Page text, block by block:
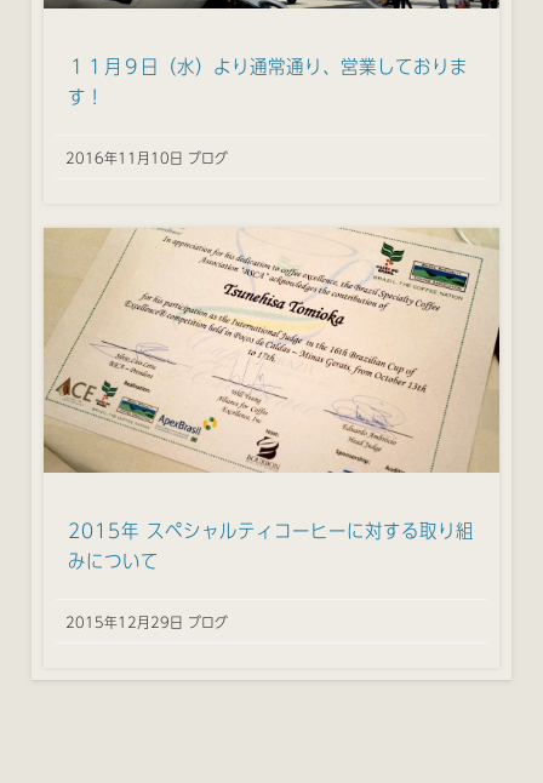
１１月９日（水）より通常通り、営業しておりま
す！
2016年11月10日 ブログ
2015年 スペシャルティコーヒーに対する取り組
みについて
2015年12月29日 ブログ